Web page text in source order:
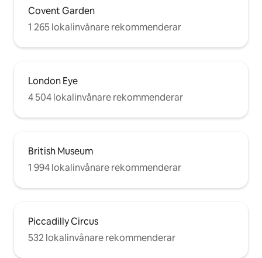
Covent Garden
1 265 lokalinvånare rekommenderar
London Eye
4 504 lokalinvånare rekommenderar
British Museum
1 994 lokalinvånare rekommenderar
Piccadilly Circus
532 lokalinvånare rekommenderar